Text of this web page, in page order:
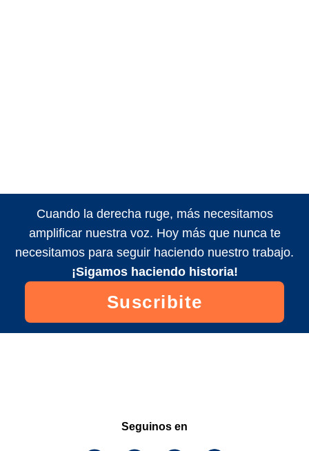
Cuando la derecha ruge, más necesitamos
amplificar nuestra voz. Hoy más que nunca te
necesitamos para seguir haciendo nuestro trabajo.
¡Sigamos haciendo historia!
Suscribite
Seguinos en